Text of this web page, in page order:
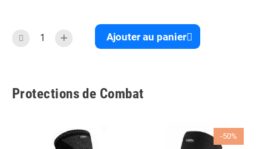
Ajouter au panier
Protections de Combat
-50%